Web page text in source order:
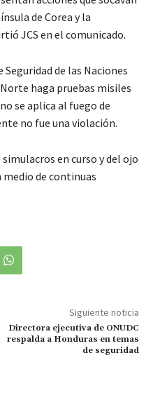
de Corea y la
JCS en el comunicado.
de las Naciones
haga pruebas misiles
se aplica al fuego de
no fue una violación.
en curso y del ojo
de continuas
Siguiente noticia
Directora ejecutiva de ONUDC
respalda a Honduras en temas
de seguridad